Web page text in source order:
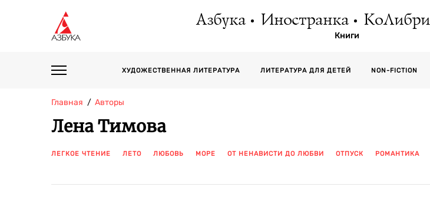
Азбука Иностранка КоЛибри
Книги
ХУДОЖЕСТВЕННАЯ ЛИТЕРАТУРА ЛИТЕРАТУРА ДЛЯ ДЕТЕЙ NON-FICTION
Главная Авторы
Лена Тимова
ЛЕГКОЕ ЧТЕНИЕ ЛЕТО ЛЮБОВЬ МОРЕ ОТ НЕНАВИСТИ ДО ЛЮБВИ ОТПУСК РОМАНТИКА